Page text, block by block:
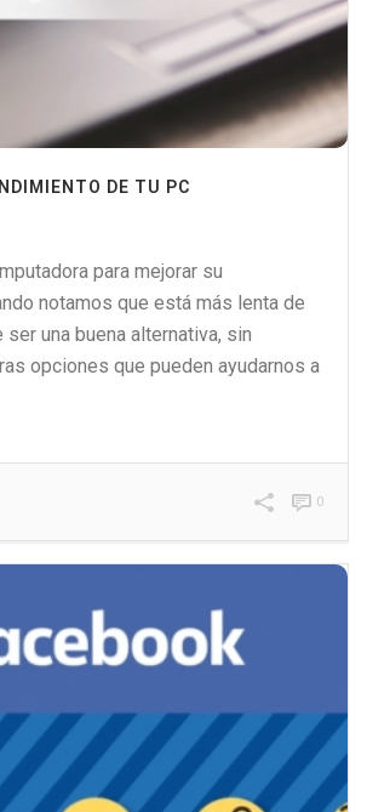
DE TU PC
para mejorar su
notamos que está más lenta de
ser una buena alternativa, sin
opciones que pueden ayudarnos a
0